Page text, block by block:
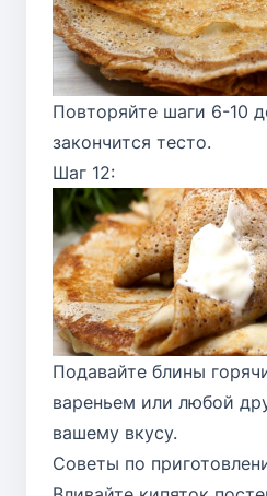
Повторяйте шаги 6-10
закончится тесто.
Шаг 12:
Подавайте блины
вареньем или любой
вашему вкусу.
Советы по